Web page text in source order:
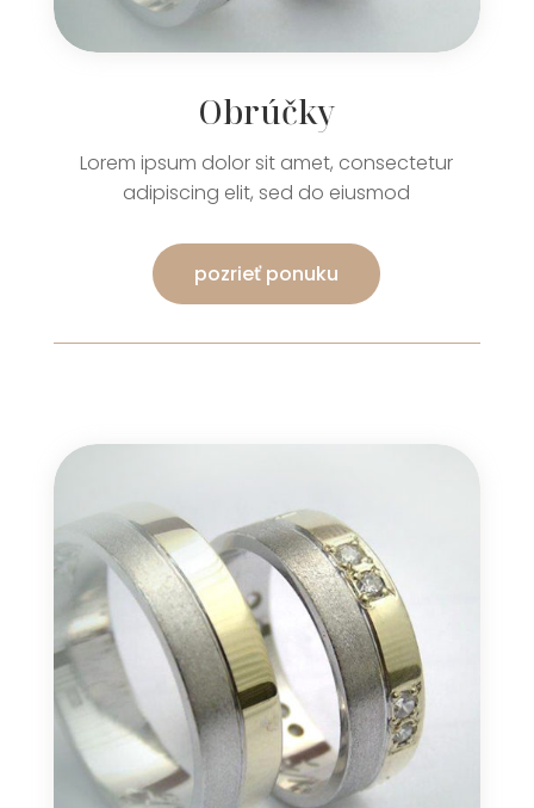
Obrúčky
Lorem ipsum dolor sit amet, consectetur
adipiscing elit, sed do eiusmod
pozrieť ponuku